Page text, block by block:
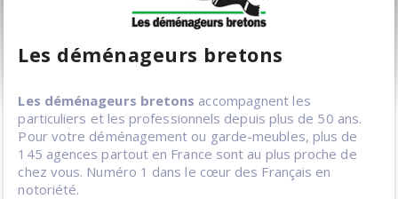
Les déménageurs bretons
Les déménageurs bretons accompagnent les
particuliers et les professionnels depuis plus de 50 ans.
Pour votre déménagement ou garde-meubles, plus de
145 agences partout en France sont au plus proche de
chez vous. Numéro 1 dans le cœur des Français en
notoriété.